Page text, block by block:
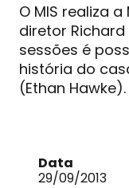
O MIS realiza
diretor Richard
sessões é
história do
(Ethan Hawke).
Data
29/09/2013